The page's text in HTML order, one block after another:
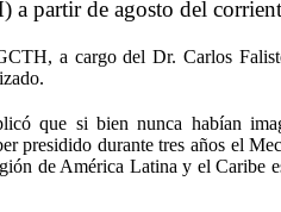
partir de agosto del
a cargo del Dr. Carlos
que si bien nunca habían
presidido durante tres años el
de América Latina y el Caribe